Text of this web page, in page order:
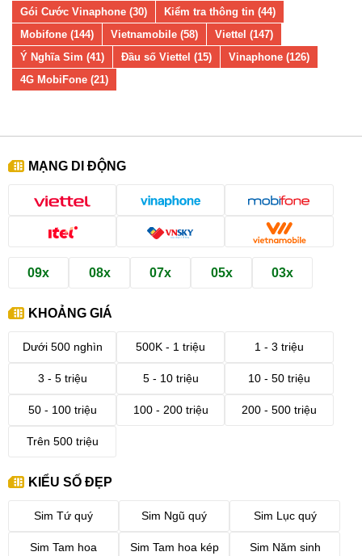
Gói Cước Vinaphone (30)
Kiểm tra thông tin (44)
Mobifone (144)
Vietnamobile (58)
Viettel (147)
Ý Nghĩa Sim (41)
Đầu số Viettel (15)
Vinaphone (126)
4G MobiFone (21)
MẠNG DI ĐỘNG
09x 08x 07x 05x 03x
KHOẢNG GIÁ
Dưới 500 nghìn 500K - 1 triệu 1 - 3 triệu
3 - 5 triệu 5 - 10 triệu 10 - 50 triệu
50 - 100 triệu 100 - 200 triệu 200 - 500 triệu
Trên 500 triệu
KIỂU SỐ ĐẸP
Sim Tứ quý Sim Ngũ quý Sim Lục quý
Sim Tam hoa Sim Tam hoa kép Sim Năm sinh